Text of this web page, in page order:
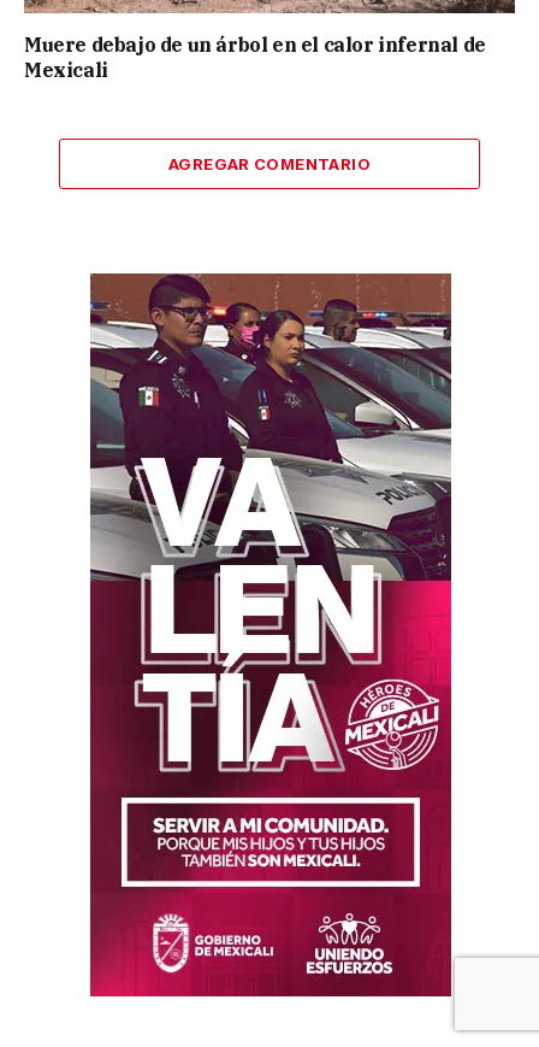
Muere debajo de un árbol en el calor infernal de
Mexicali
AGREGAR COMENTARIO